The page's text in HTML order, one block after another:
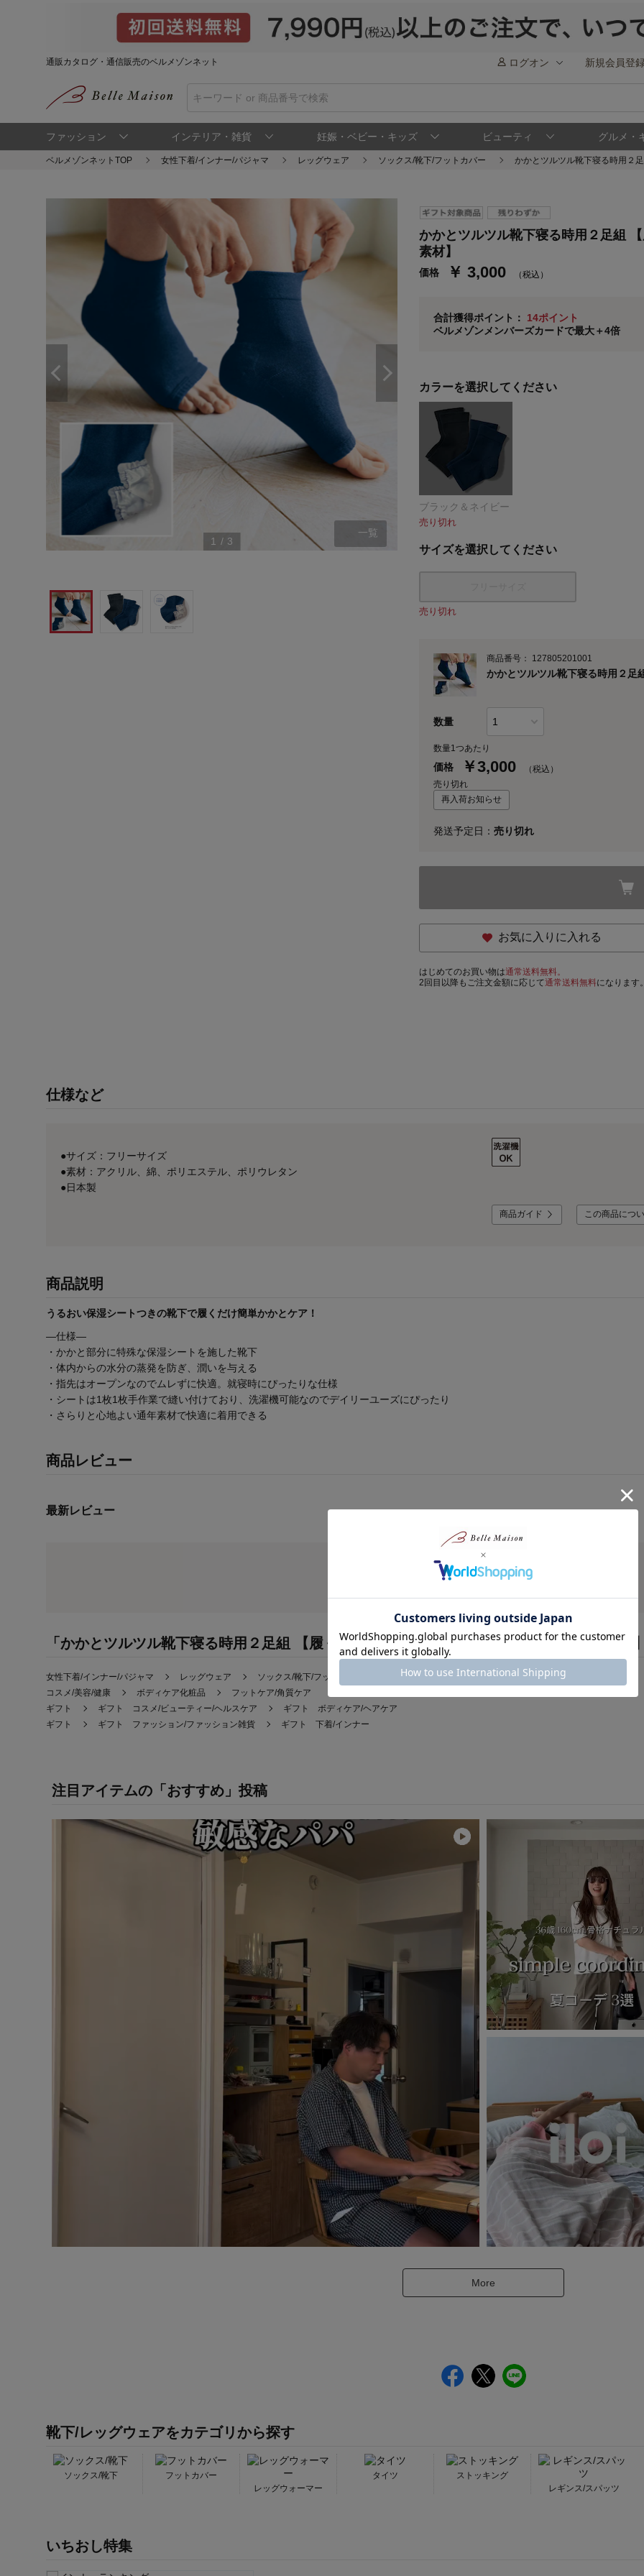
通販カタログ・通信販売のベルメゾンネット ログオン 新規会員登録
ファッション インテリア・雑貨 妊娠・ベビー・キッズ ビューティ グルメ・
ベルメゾンネットTOP 女性下着/インナー/パジャマ レッグウェア ソックス/靴下/フットカバー かかとツルツル靴下寝る時用２
1 / 3
一覧
かかとツルツル靴下寝る時用２足組
素材】
価格 ￥ 3,000 （税込）
合計獲得ポイント： 14ポイント
ベルメゾンメンバーズカードで最大＋4倍
ステージが上がれば送料無料・返品引取無料！
さらにポイント還元最大16倍！
ベルメゾンご優待サービスについて
通常商品送料無料 返品引取無料（JCBのみ）
※メンバーズカードの加算ポイントはステージ倍率適
カラーを選択してください
ブラック＆ネイビー
売り切れ
サイズを選択してください
売り切れ
商品番号： 127805201001
かかとツルツル靴下寝る時用２足
数量
数量1つあたり
価格 ￥3,000
（税込）
売り切れ
再入荷お知らせ
発送予定日：売り切れ
お気に入りに入れる
はじめてのお買い物は通常送料無料。
2回目以降もご注文金額に応じて通常送料無料になります
仕様など
●サイズ：フリーサイズ
●素材：アクリル、綿、ポリエステル、ポリウレタン
●日本製
商品ガイド この商品につ
商品説明
うるおい保湿シートつきの靴下で履くだけ簡単かかとケア！
―仕様―
・かかと部分に特殊な保湿シートを施した靴下
・体内からの水分の蒸発を防ぎ、潤いを与える
・指先はオープンなのでムレずに快適。就寝時にぴったりな仕様
・シートは1枚1枚手作業で縫い付けており、洗濯機可能なのでデイリーユーズにぴったり
・さらりと心地よい通年素材で快適に着用できる
商品レビュー
最新レビュー
対象商品の商品レビューはまだありません。
「かかとツルツル靴下寝る時用２足組 【履くだけ簡単かかとケア】【1年中使える快適素材
女性下着/インナー/パジャマ レッグウェア
ソックス/靴下/フットカバー
コスメ/美容/健康
ボディケア化粧品
フットケア/角質ケア
ギフト
ギフト コスメ/ビューティー/ヘルスケア
ギフト ボディケア/ヘアケア
ギフト
ギフト ファッション/ファッション雑貨 ギフト 下着/インナー
注目アイテムの「おすすめ」投稿
More
靴下/レッグウェアをカテゴリから探す
ソックス/靴下
フットカバー
レッグウォーマー
タイツ
ストッキング
レギンス/スパッツ
いちおし特集